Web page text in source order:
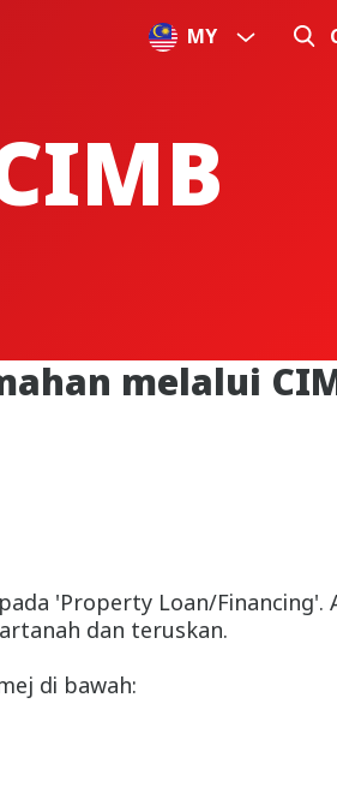
MY
melalui
'Property Loan/Financing'.
dan teruskan.
di bawah: